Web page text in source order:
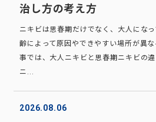
治し方の考え方
ニキビは思春期だけでなく、大人にな
齢によって原因やできやすい場所が異
事では、大人ニキビと思春期ニキビの
ニ...
2026.08.06